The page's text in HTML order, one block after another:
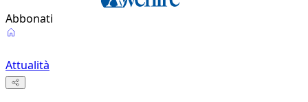
Abbonati
Attualità